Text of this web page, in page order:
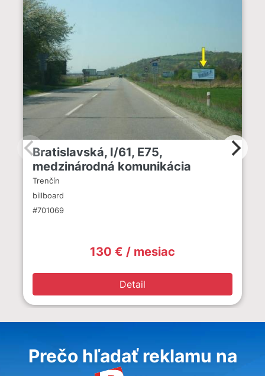
Bratislavská, I/61, E75,
medzinárodná komunikácia
Trenčín
billboard
#701069
130 € / mesiac
Detail
Prečo hľadať reklamu na